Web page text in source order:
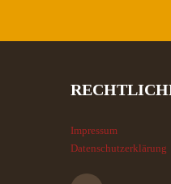
Impressum
Datenschutzerklärung